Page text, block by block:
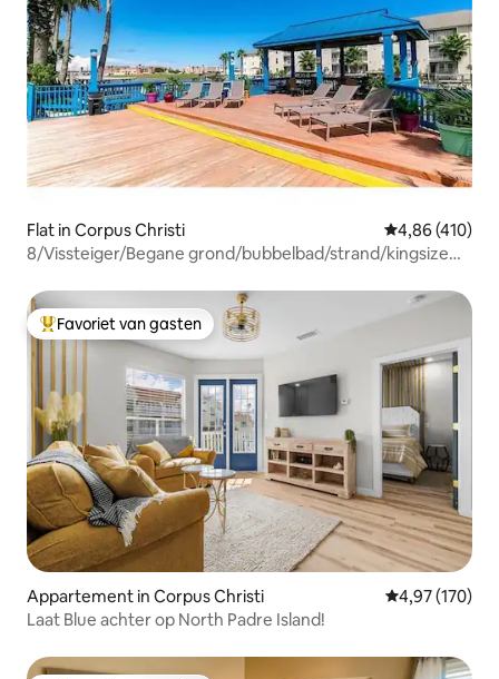
Flat in Corpus Christi Gemiddelde
4,86 (410)
8/Vissteiger/Begane grond/bubbelbad/strand/kingsize
Topfavoriet van gasten
Favoriet van gasten
Appartement in Corpus Christi Gemiddelde
4,97 (170)
Laat Blue achter op North Padre Island!